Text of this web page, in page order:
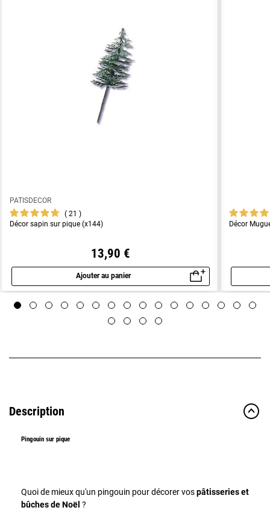
PATISDECOR
21
Décor sapin sur pique (x144)
13,90 €
Ajouter au panier
Aperçu rapide
Décor
Description
Pingouin sur pique
Quoi de mieux qu'un pingouin pour décorer vospâtisseries et
bûches de Noël ?